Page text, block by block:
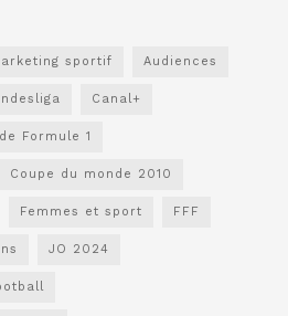
sportif Audiences
Canal+
Formule 1
Coupe du monde 2010
Femmes et sport FFF
JO 2024